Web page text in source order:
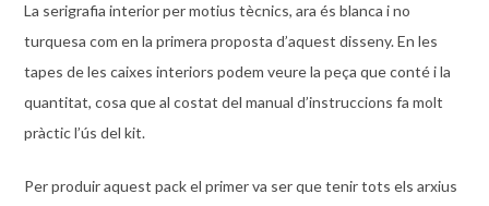
La serigrafia interior per motius tècnics, ara és blanca i no
turquesa com en la primera proposta d’aquest disseny. En les
tapes de les caixes interiors podem veure la peça que conté i la
quantitat, cosa que al costat del manual d’instruccions fa molt
pràctic l’ús del kit.
Per produir aquest pack el primer va ser que tenir tots els arxius